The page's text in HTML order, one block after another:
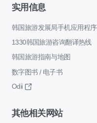
实用信息
韩国旅游发展局手机应用程序
1330韩国旅游咨询翻译热线
韩国旅游指南与地图
数字图书 / 电子书
Odii
其他相关网站